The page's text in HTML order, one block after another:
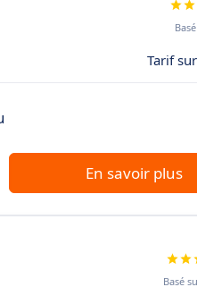
Tarif
En savoir plus
Basé